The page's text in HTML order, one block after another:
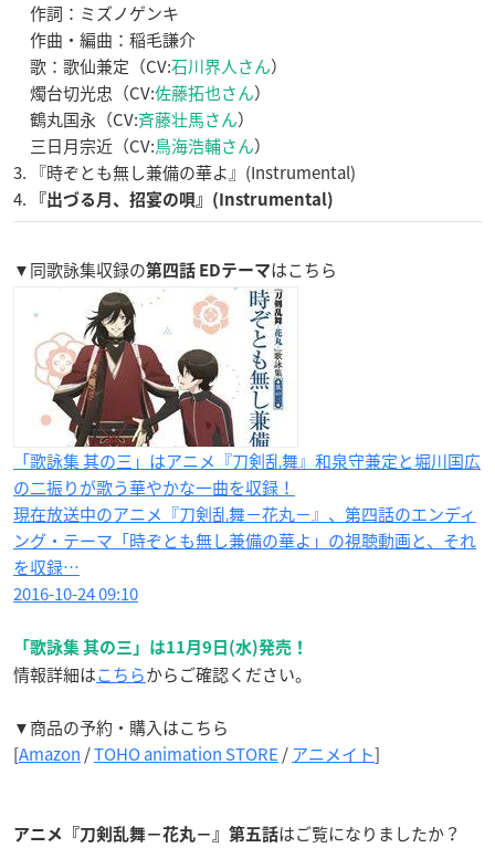
作詞：ミズノゲンキ
作曲・編曲：稲毛謙介
歌：歌仙兼定（CV:石川界人さん）
燭台切光忠（CV:佐藤拓也さん）
鶴丸国永（CV:斉藤壮馬さん）
三日月宗近（CV:鳥海浩輔さん）
3. 『時ぞとも無し兼備の華よ』(Instrumental)
4.
『出づる月、招宴の唄』(Instrumental)
▼同歌詠集収録の第四話 EDテーマはこちら
「歌詠集 其の三」はアニメ『刀剣乱舞』和泉守兼定と堀川国広
の二振りが歌う華やかな一曲を収録！
現在放送中のアニメ『刀剣乱舞−花丸−』、第四話のエンディ
ング・テーマ「時ぞとも無し兼備の華よ」の視聴動画と、それ
を収録…
2016-10-24 09:10
「歌詠集 其の三」は11月9日(水)発売！
情報詳細はこちらからご確認ください。
▼商品の予約・購入はこちら
[Amazon /TOHO animation STORE /アニメイト]
アニメ『刀剣乱舞−花丸−』第五話はご覧になりましたか？